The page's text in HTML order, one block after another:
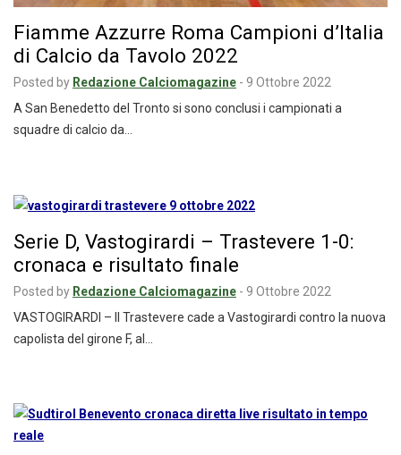
Fiamme Azzurre Roma Campioni d’Italia
di Calcio da Tavolo 2022
Posted by Redazione Calciomagazine - 9 Ottobre 2022
A San Benedetto del Tronto si sono conclusi i campionati a
squadre di calcio da…
Serie D, Vastogirardi – Trastevere 1-0:
cronaca e risultato finale
Posted by Redazione Calciomagazine - 9 Ottobre 2022
VASTOGIRARDI – Il Trastevere cade a Vastogirardi contro la nuova
capolista del girone F, al…